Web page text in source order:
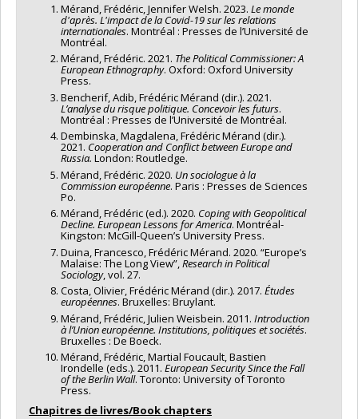
Mérand, Frédéric, Jennifer Welsh. 2023. Le monde
d'après. L'impact de la Covid-19 sur les relations
internationales. Montréal : Presses de l’Université de
Montréal.
Mérand, Frédéric. 2021. The Political Commissioner: A
European Ethnography. Oxford: Oxford University
Press.
Bencherif, Adib, Frédéric Mérand (dir.). 2021.
L’analyse du risque politique. Concevoir les futurs.
Montréal : Presses de l’Université de Montréal.
Dembinska, Magdalena, Frédéric Mérand (dir.).
2021. Cooperation and Conflict between Europe and
Russia. London: Routledge.
Mérand, Frédéric. 2020. Un sociologue à la
Commission européenne. Paris : Presses de Sciences
Po.
Mérand, Frédéric (ed.). 2020. Coping with Geopolitical
Decline. European Lessons for America. Montréal-
Kingston: McGill-Queen’s University Press.
Duina, Francesco, Frédéric Mérand. 2020. “Europe’s
Malaise: The Long View”,Research in Political
Sociology, vol. 27.
Costa, Olivier, Frédéric Mérand (dir.). 2017. Études
européennes. Bruxelles: Bruylant.
Mérand, Frédéric, Julien Weisbein. 2011. Introduction
à l’Union européenne. Institutions, politiques et sociétés.
Bruxelles : De Boeck.
Mérand, Frédéric, Martial Foucault, Bastien
Irondelle (eds.). 2011. European Security Since the Fall
of the Berlin Wall. Toronto: University of Toronto
Press.
Chapitres de livres/Book chapters